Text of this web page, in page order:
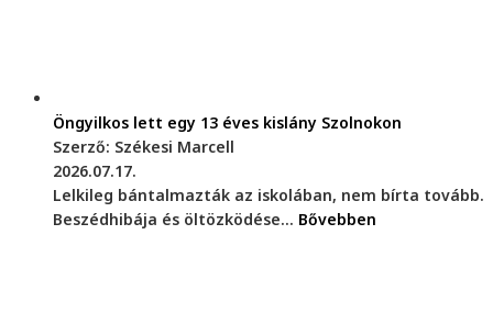
Öngyilkos lett egy 13 éves kislány Szolnokon
Szerző: Székesi Marcell
2026.07.17.
Lelkileg bántalmazták az iskolában, nem bírta tovább.
Beszédhibája és öltözködése... Bővebben